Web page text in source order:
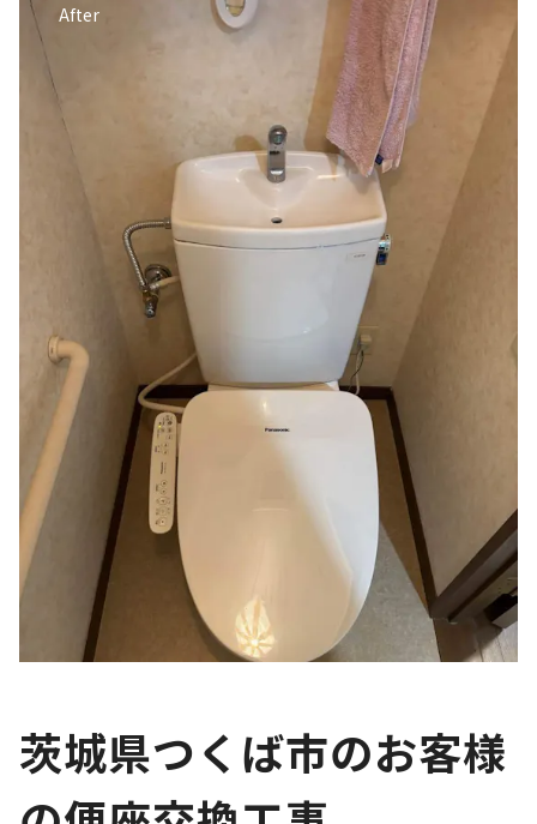
After
茨城県つくば市のお客様